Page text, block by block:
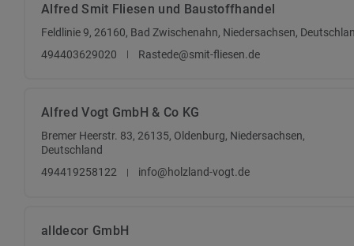
Alfred Smit Fliesen und Baustoffhandel
Feldlinie 9, 26160, Bad Zwischenahn, Niedersachsen,
494403629020
Rastede@smit-fliesen.de
Alfred Vogt GmbH & Co KG
Bremer Heerstr. 83, 26135, Oldenburg, Niedersachsen,
Deutschland
494419258122
info@holzland-vogt.de
alldecor GmbH